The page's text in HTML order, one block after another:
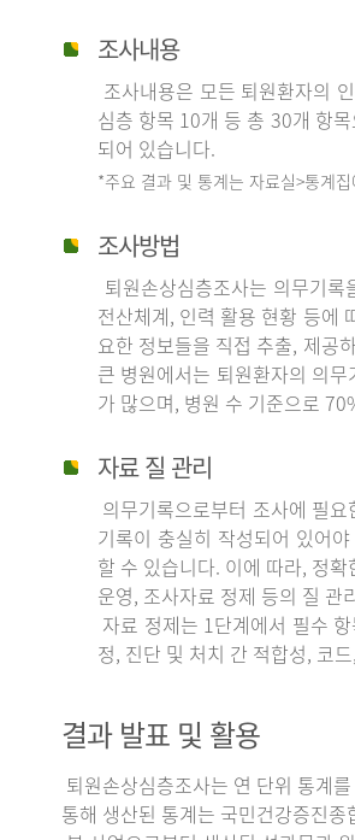
조사내용
조사내용은 모든 퇴원환자의
심층 항목 10개 등 총 30개 항
되어 있습니다.
*주요 결과 및 통계는 자료실>통계
조사방법
퇴원손상심층조사는 의무기
전산체계, 인력 활용 현황 등에
요한 정보들을 직접 추출, 제공
큰 병원에서는 퇴원환자의 의
가 많으며, 병원 수 기준으로
자료 질 관리
의무기록으로부터 조사에 필
기록이 충실히 작성되어 있어
할 수 있습니다. 이에 따라, 정
운영, 조사자료 정제 등의 질 관
자료 정제는 1단계에서 필수
정, 진단 및 처치 간 적합성, 코
결과 발표 및 활용
퇴원손상심층조사는 연 단위 통계
통해 생산된 통계는 국민건강증진